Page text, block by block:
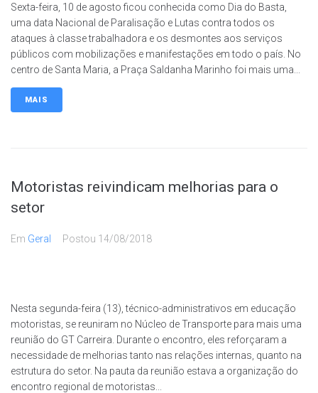
Sexta-feira, 10 de agosto ficou conhecida como Dia do Basta,
uma data Nacional de Paralisação e Lutas contra todos os
ataques à classe trabalhadora e os desmontes aos serviços
públicos com mobilizações e manifestações em todo o país. No
centro de Santa Maria, a Praça Saldanha Marinho foi mais uma...
MAIS
Motoristas reivindicam melhorias para o
setor
Em Geral Postou 14/08/2018
Nesta segunda-feira (13), técnico-administrativos em educação
motoristas, se reuniram no Núcleo de Transporte para mais uma
reunião do GT Carreira. Durante o encontro, eles reforçaram a
necessidade de melhorias tanto nas relações internas, quanto na
estrutura do setor. Na pauta da reunião estava a organização do
encontro regional de motoristas...